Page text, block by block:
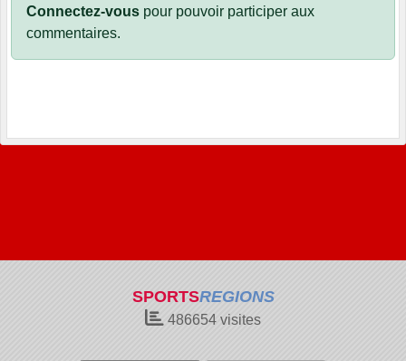
Connectez-vous pour pouvoir participer aux
commentaires.
SPORTSREGIONS
486654 visites